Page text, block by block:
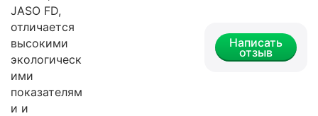
JASO FD,
отличается
высокими
экологическ
ими
показателям
и и
Написать
отзыв